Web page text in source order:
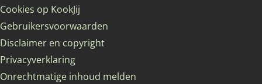
Cookies op KookJij
Gebruikersvoorwaarden
Disclaimer en copyright
Privacyverklaring
Onrechtmatige inhoud melden